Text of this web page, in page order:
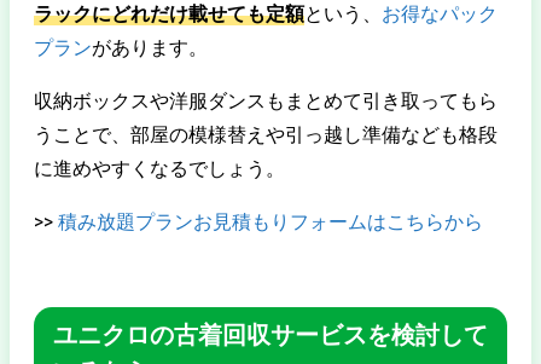
ラックにどれだけ載せても定額という、 お得なパック
プランがあります。
収納ボックスや洋服ダンスもまとめて引き取ってもら
うことで、部屋の模様替えや引っ越し準備なども格段
に進めやすくなるでしょう。
>> 積み放題プランお見積もりフォームはこちらから
ユニクロの古着回収サービスを検討して